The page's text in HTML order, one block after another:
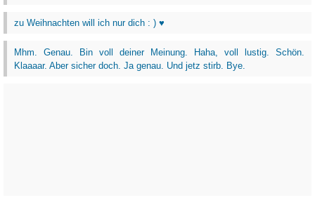
zu Weihnachten will ich nur dich : ) ♥
Mhm. Genau. Bin voll deiner Meinung. Haha, voll lustig. Schön.
Klaaaar. Aber sicher doch. Ja genau. Und jetz stirb. Bye.